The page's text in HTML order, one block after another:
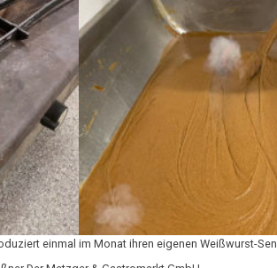
einmal im Monat ihren eigenen Weißwurst-